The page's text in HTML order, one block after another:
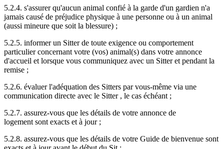
5.2.4. s'assurer qu'aucun animal confié à la garde d'un gardien n'a
jamais causé de préjudice physique à une personne ou à un animal
(aussi mineure que soit la blessure) ;
5.2.5. informer un Sitter de toute exigence ou comportement
particulier concernant votre (vos) animal(s) dans votre annonce
d'accueil et lorsque vous communiquez avec un Sitter et pendant la
remise ;
5.2.6. évaluer l'adéquation des Sitters par vous-même via une
communication directe avec le Sitter , le cas échéant ;
5.2.7. assurez-vous que les détails de votre annonce de
logement sont exacts et à jour ;
5.2.8. assurez-vous que les détails de votre Guide de bienvenue sont